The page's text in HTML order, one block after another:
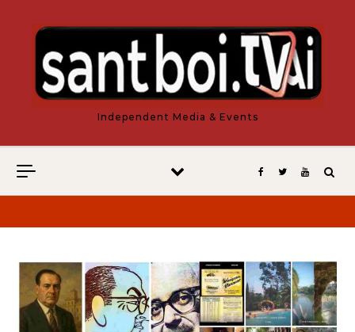
Independent Media & Events